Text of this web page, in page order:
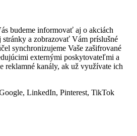
budeme informovať aj o akciách
stránky a zobrazovať Vám príslušné
synchronizujeme Vaše zašifrované
externými poskytovateľmi a
reklamné kanály, ak už využívate ich
LinkedIn, Pinterest, TikTok